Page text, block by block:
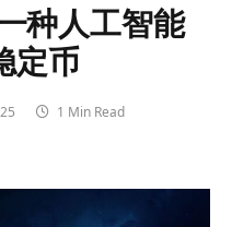
种人工智能
定币
1 Min Read